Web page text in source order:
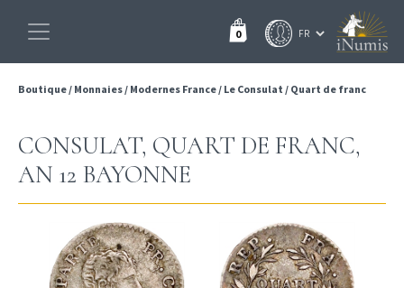
0
Boutique/ Monnaies/ Modernes France/ Le Consulat / Quart de franc
CONSULAT, QUART DE FRANC,
AN 12 BAYONNE